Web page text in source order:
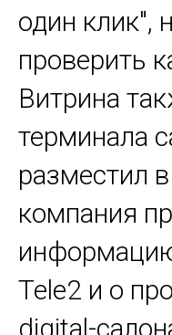
один клик",
проверить
Витрина
терминала
разместил
компания
Tele2 и о
digital-